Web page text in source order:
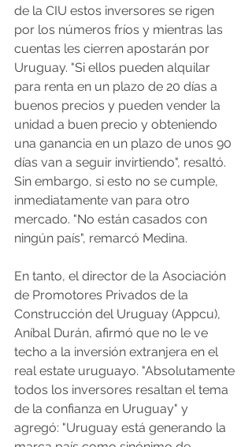
de la CIU estos inversores se rigen
por los números fríos y mientras las
cuentas les cierren apostarán por
Uruguay. "Si ellos pueden alquilar
para renta en un plazo de 20 días a
buenos precios y pueden vender la
unidad a buen precio y obteniendo
una ganancia en un plazo de unos 90
días van a seguir invirtiendo", resaltó.
Sin embargo, si esto no se cumple,
inmediatamente van para otro
mercado. "No están casados con
ningún país", remarcó Medina.
En tanto, el director de la Asociación
de Promotores Privados de la
Construcción del Uruguay (Appcu),
Aníbal Durán, afirmó que no le ve
techo a la inversión extranjera en el
real estate uruguayo. "Absolutamente
todos los inversores resaltan el tema
de la confianza en Uruguay" y
agregó: "Uruguay está generando la